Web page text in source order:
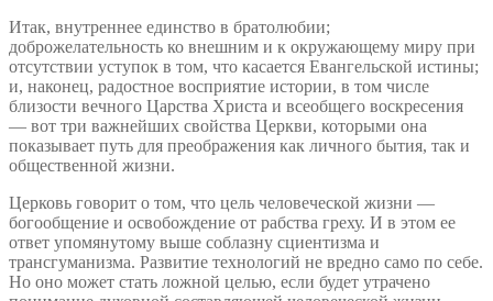
Итак, внутреннее единство в братолюбии;
доброжелательность ко внешним и к окружающему миру при
отсутствии уступок в том, что касается Евангельской истины;
и, наконец, радостное восприятие истории, в том числе
близости вечного Царства Христа и всеобщего воскресения
— вот три важнейших свойства Церкви, которыми она
показывает путь для преображения как личного бытия, так и
общественной жизни.
Церковь говорит о том, что цель человеческой жизни —
богообщение и освобождение от рабства греху. И в этом ее
ответ упомянутому выше соблазну сциентизма и
трансгуманизма. Развитие технологий не вредно само по себе.
Но оно может стать ложной целью, если будет утрачено